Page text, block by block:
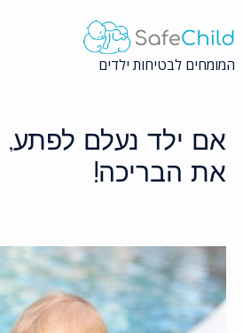
to
המומחים לבטיחות ילדים
אם ילד נעלם לפתע,
את הבריכה!